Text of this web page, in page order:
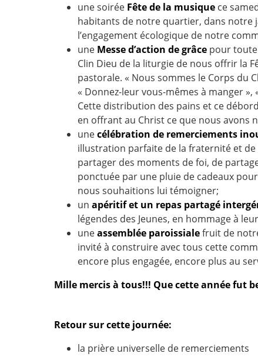
une soirée Fête de la musique ce
habitants de notre quartier, dans notre
l’engagement écologique de notre
une Messe d’action de grâce pour toute
Clin Dieu de la liturgie de nous offrir la
pastorale. « Nous sommes le Corps du
« Donnez-leur vous-mêmes à manger »,
Cette distribution des pains et ce
en offrant au Christ ce que nous avons
unecélébration de remerciements
illustration parfaite de la fraternité et
partager des moments de foi, de
ponctuée par une pluie de cadeaux
nous souhaitions lui témoigner;
un apéritif et un repas partagé
légendes des Jeunes, en hommage à
uneassemblée paroissialefruit de
invité à construire avec tous cette
encore plus engagée, encore plus au
Mille mercis à tous!!! Que cette année fut
Retour sur cette journée:
la prière universelle de remerciements